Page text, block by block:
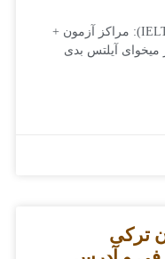
ثبت نام آزمون آیلتس شیراز (IELTS 2025): مراکز آزمون +
میخوای آیلتس بدی
ترکی